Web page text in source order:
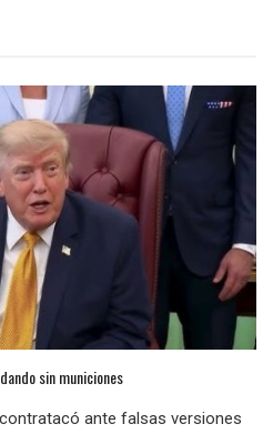
sin municiones
ante falsas versiones